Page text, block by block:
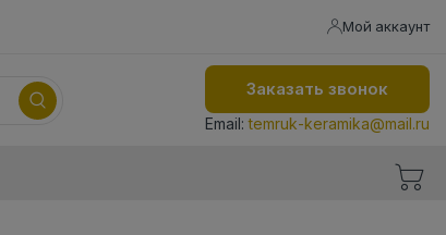
Мой аккаунт
Заказать звонок
Email:temruk-keramika@mail.ru